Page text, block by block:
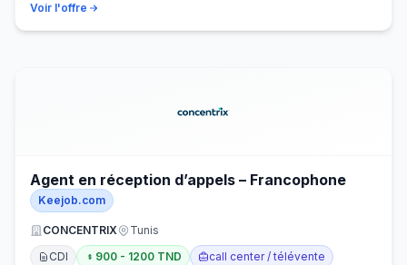
Voir l'offre
Agent en réception d’appels – Francophone
Keejob.com
CONCENTRIX
Tunis
CDI
900 - 1200 TND
call center / télévente